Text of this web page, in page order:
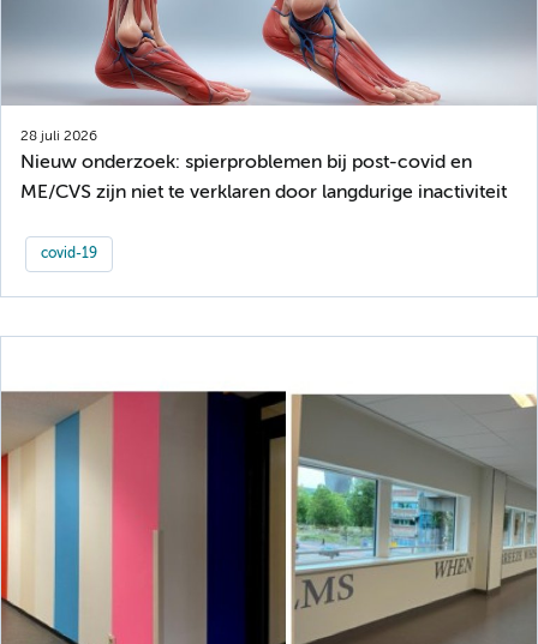
28 juli 2026
Nieuw onderzoek: spierproblemen bij post-covid en
ME/CVS zijn niet te verklaren door langdurige inactiviteit
covid-19